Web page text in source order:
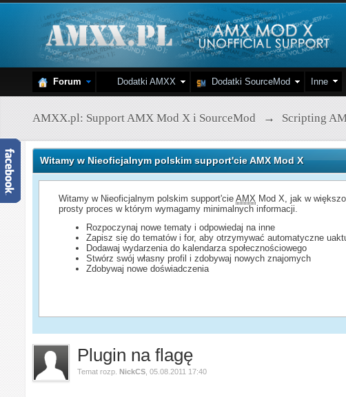
Forum Dodatki AMXX Dodatki SourceMod Inne
AMXX.pl: Support AMX Mod X i SourceMod → Scripting
Witamy w Nieoficjalnym polskim support'cie AMX Mod X
Witamy w Nieoficjalnym polskim support'cieAMX Mod X, jak w
prosty proces w którym wymagamy minimalnych informacji.
Rozpoczynaj nowe tematy i odpowiedaj na inne
Zapisz się do tematów i for, aby otrzymywać automatyczne
Dodawaj wydarzenia do kalendarza społecznościowego
Stwórz swój własny profil i zdobywaj nowych znajomych
Zdobywaj nowe doświadczenia
Plugin na flagę
Temat rozp.NickCS ,05.08.2011 17:40